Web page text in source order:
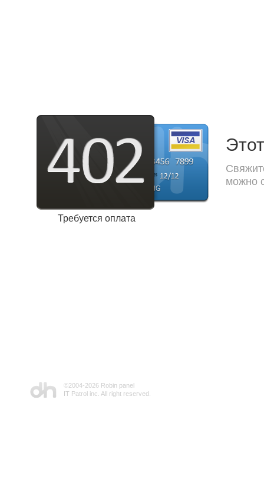
Требуется оплата
можно
©2004-2026 Robin panel
IT Patrol inc. All right reserved.